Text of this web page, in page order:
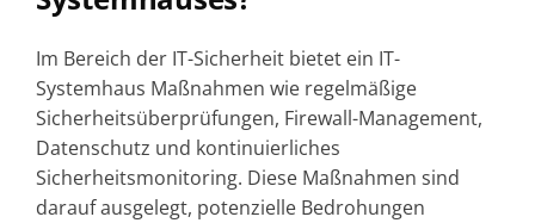
Im Bereich der IT-Sicherheit bietet ein IT-
Systemhaus Maßnahmen wie regelmäßige
Sicherheitsüberprüfungen, Firewall-Management,
Datenschutz und kontinuierliches
Sicherheitsmonitoring. Diese Maßnahmen sind
darauf ausgelegt, potenzielle Bedrohungen